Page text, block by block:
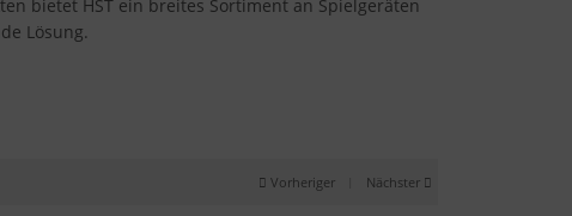
bietet HST ein breites Sortiment an Spielgeräten
Lösung.
Vorheriger Nächster